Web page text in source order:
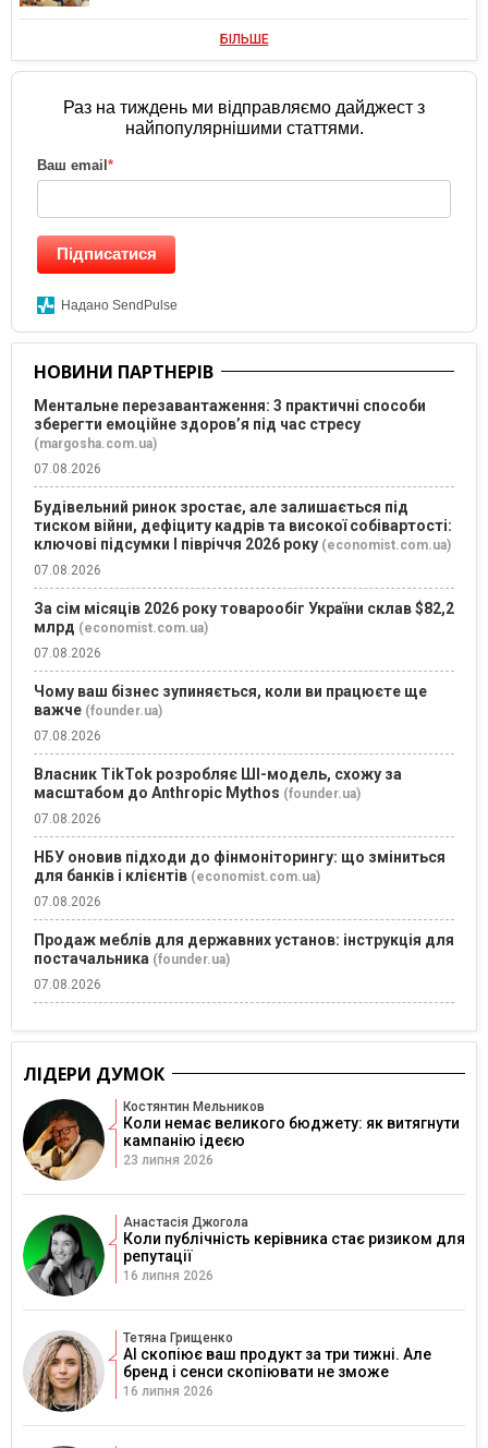
БІЛЬШЕ
Раз на тиждень ми відправляємо дайджест з
найпопулярнішими статтями.
Ваш email *
Підписатися
Надано SendPulse
НОВИНИ ПАРТНЕРІВ
Ментальне перезавантаження: 3 практичні способи
зберегти емоційне здоров’я під час стресу
(margosha.com.ua)
07.08.2026
Будівельний ринок зростає, але залишається під
тиском війни, дефіциту кадрів та високої собівартості:
ключові підсумки І півріччя 2026 року (economist.com.ua)
07.08.2026
За сім місяців 2026 року товарообіг України склав $82,2
млрд (economist.com.ua)
07.08.2026
Чому ваш бізнес зупиняється, коли ви працюєте ще
важче (founder.ua)
07.08.2026
Власник TikTok розробляє ШІ-модель, схожу за
масштабом до Anthropic Mythos (founder.ua)
07.08.2026
НБУ оновив підходи до фінмоніторингу: що зміниться
для банків і клієнтів (economist.com.ua)
07.08.2026
Продаж меблів для державних установ: інструкція для
постачальника (founder.ua)
07.08.2026
ЛІДЕРИ ДУМОК
Костянтин Мельников
Коли немає великого бюджету: як витягнути
кампанію ідеєю
23 липня 2026
Анастасія Джогола
Коли публічність керівника стає ризиком для
репутації
16 липня 2026
Тетяна Грищенко
AI скопіює ваш продукт за три тижні. Але
бренд і сенси скопіювати не зможе
16 липня 2026